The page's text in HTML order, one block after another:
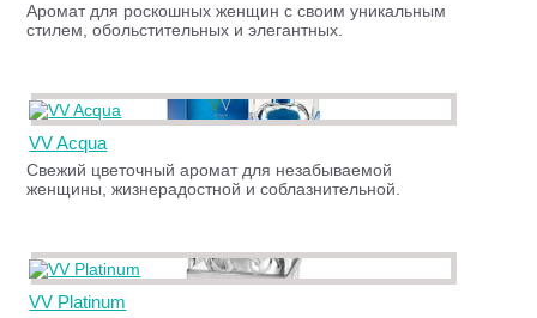
Аромат для роскошных женщин с своим уникальным
стилем, обольстительных и элегантных.
VV Acqua
Свежий цветочный аромат для незабываемой
женщины, жизнерадостной и соблазнительной.
VV Platinum